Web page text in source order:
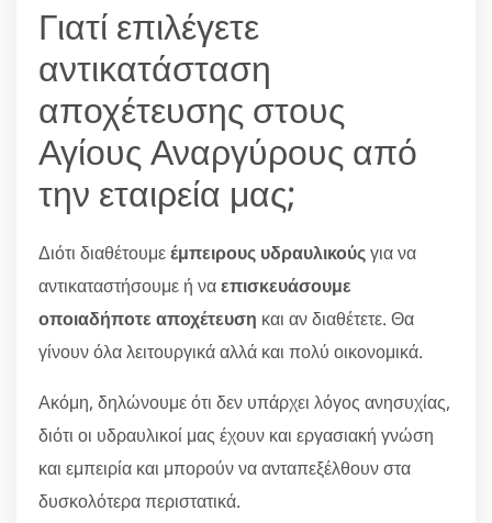
Γιατί επιλέγετε
αντικατάσταση
αποχέτευσης στους
Αγίους Αναργύρους από
την εταιρεία μας;
Διότι διαθέτουμεέμπειρους υδραυλικούςγια να
αντικαταστήσουμε ή ναεπισκευάσουμε
οποιαδήποτε αποχέτευση και αν διαθέτετε. Θα
γίνουν όλα λειτουργικά αλλά και πολύ οικονομικά.
Ακόμη, δηλώνουμε ότι δεν υπάρχει λόγος ανησυχίας,
διότι οι υδραυλικοί μας έχουν και εργασιακή γνώση
και εμπειρία και μπορούν να ανταπεξέλθουν στα
δυσκολότερα περιστατικά.